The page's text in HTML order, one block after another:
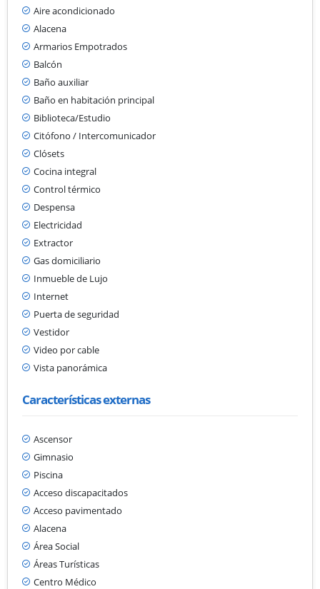
Aire acondicionado
Alacena
Armarios Empotrados
Balcón
Baño auxiliar
Baño en habitación principal
Biblioteca/Estudio
Citófono / Intercomunicador
Clósets
Cocina integral
Control térmico
Despensa
Electricidad
Extractor
Gas domiciliario
Inmueble de Lujo
Internet
Puerta de seguridad
Vestidor
Video por cable
Vista panorámica
Características externas
Ascensor
Gimnasio
Piscina
Acceso discapacitados
Acceso pavimentado
Alacena
Área Social
Áreas Turísticas
Centro Médico